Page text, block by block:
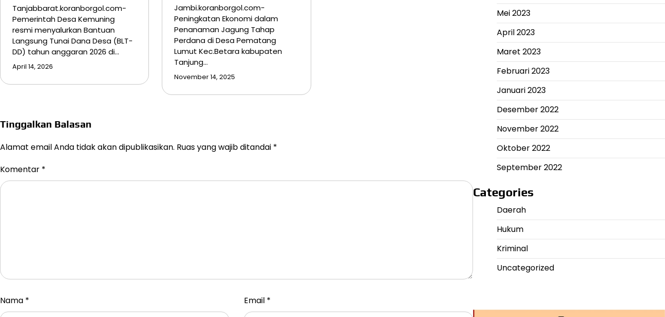
Tanjabbarat.koranborgol.com-
Pemerintah Desa Kemuning
resmi menyalurkan Bantuan
Langsung Tunai Dana Desa (BLT-
DD) tahun anggaran 2026 di…
April 14, 2026
Jambi.koranborgol.com-
Peningkatan Ekonomi dalam
Penanaman Jagung Tahap
Perdana di Desa Pematang
Lumut Kec.Betara kabupaten
Tanjung…
November 14, 2025
Tinggalkan Balasan
Alamat email Anda tidak akan dipublikasikan. Ruas yang wajib ditandai *
Komentar *
Nama * Email *
Mei 2023
April 2023
Maret 2023
Februari 2023
Januari 2023
Desember 2022
November 2022
Oktober 2022
September 2022
Categories
Daerah
Hukum
Kriminal
Uncategorized